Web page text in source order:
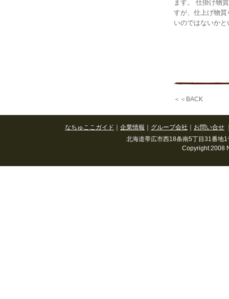
ます。 仕掛け物
すが、仕上げ物
いのではないか
＜＜BACK
なちゅここガイド 企業情報 グループ会社 お問い合せ
北海道帯広市西18条南5丁目31番
Copyright:2008